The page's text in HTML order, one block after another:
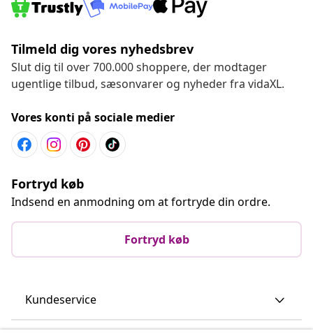
Tilmeld dig vores nyhedsbrev
Slut dig til over 700.000 shoppere, der modtager
ugentlige tilbud, sæsonvarer og nyheder fra vidaXL.
Vores konti på sociale medier
Fortryd køb
Indsend en anmodning om at fortryde din ordre.
Fortryd køb
Kundeservice